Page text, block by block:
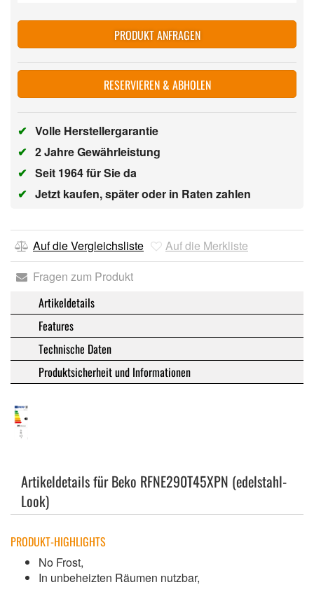
PRODUKT ANFRAGEN
RESERVIEREN & ABHOLEN
✔ Volle Herstellergarantie
✔ 2 Jahre Gewährleistung
✔ Seit 1964 für Sie da
✔ Jetzt kaufen, später oder in Raten zahlen
Auf die Vergleichsliste
Auf die Merkliste
Fragen zum Produkt
Artikeldetails
Features
Technische Daten
Produktsicherheit und Informationen
Artikeldetails für Beko RFNE290T45XPN (edelstahl-
Look)
PRODUKT-HIGHLIGHTS
No Frost,
In unbeheizten Räumen nutzbar,